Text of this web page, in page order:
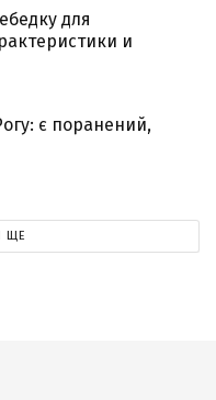
для
и
є поранений,
ЩЕ